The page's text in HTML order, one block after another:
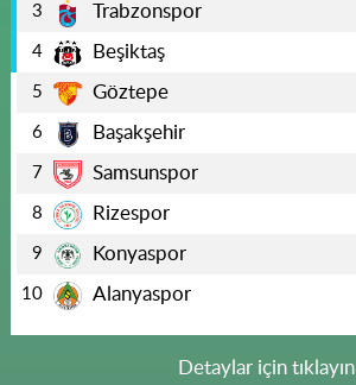
3 Trabzonspor
4 Beşiktaş
5 Göztepe
6 Başakşehir
7 Samsunspor
8 Rizespor
9 Konyaspor
10 Alanyaspor
Detaylar için tıklayın